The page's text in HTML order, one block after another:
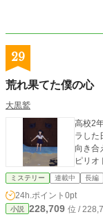
29
荒れ果てた僕の心
大黒鷲
高校2
ラした日々の
向き合
ピリオ
ミステリー 連載中 長編
24h.ポイント 0pt
小説 228,709 位 /